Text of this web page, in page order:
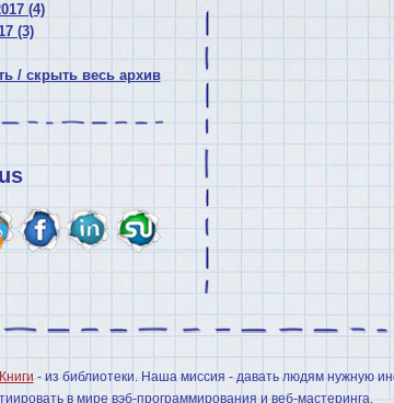
(4)
(3)
/ скрыть весь архив
Книги - из библиотеки. Наша миссия - давать людям нужную
в мире вэб-программирования и веб-мастеринга.